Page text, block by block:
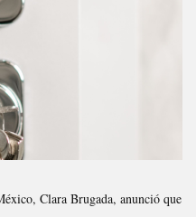
Clara Brugada, anunció que